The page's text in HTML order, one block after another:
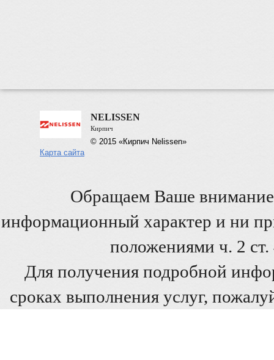
NELISSEN
Кирпич
© 2015 «Кирпич Nelissen»
Карта сайта
Обращаем Ваше внимание
информационный характер и ни
положениями ч. 2
Для получения подробной
сроках выполнения услуг,